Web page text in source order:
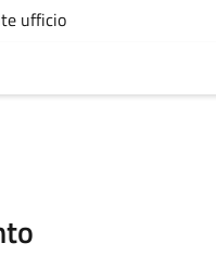
ufficio